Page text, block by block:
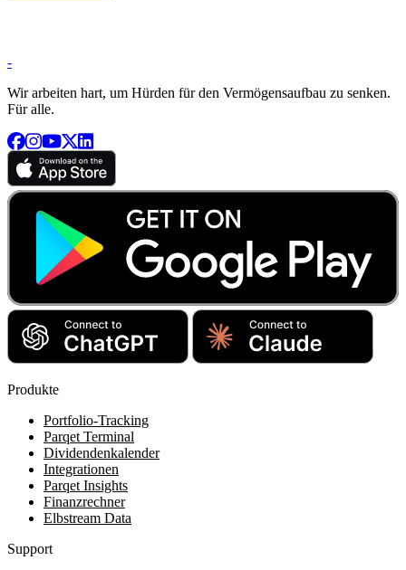
-
Wir arbeiten hart, um Hürden für den Vermögensaufbau zu senken.
Für alle.
Produkte
Portfolio-Tracking
Parqet Terminal
Dividendenkalender
Integrationen
Parqet Insights
Finanzrechner
Elbstream Data
Support